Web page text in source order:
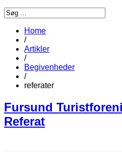
Home
/
Artikler
/
Begivenheder
/
referater
Fursund
Referat